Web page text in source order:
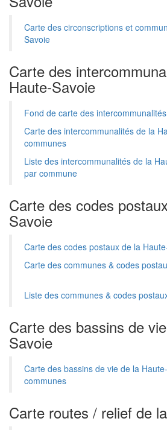
Carte des circonscriptions et
Savoie
Carte des
Haute-Savoie
Fond de carte des
Carte des intercommunalités de la
communes
Liste des intercommunalités de la
par commune
Carte des codes
Savoie
Carte des codes postaux de la
Carte des communes & codes
Liste des communes & codes
Carte des bassins de
Savoie
Carte des bassins de vie de la
communes
Carte routes / relief de